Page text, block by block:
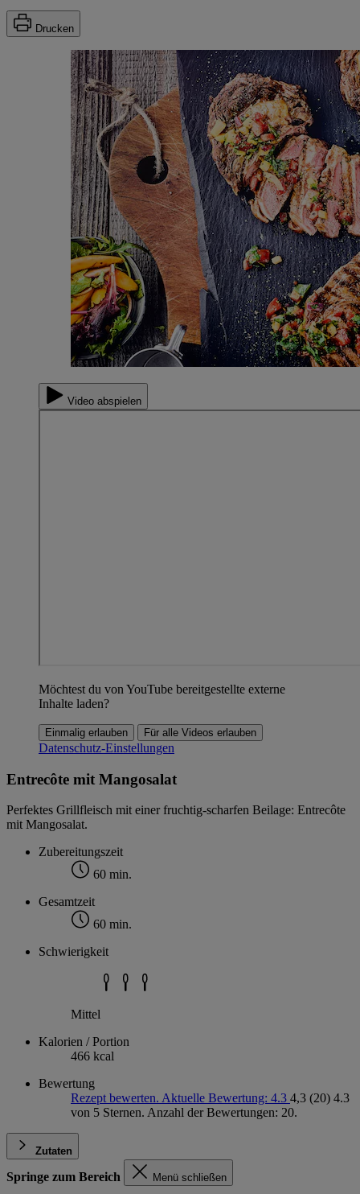
Drucken
Video abspielen
Möchtest du von YouTube bereitgestellte externe
Inhalte laden?
Einmalig erlauben Für alle Videos erlauben
Datenschutz-Einstellungen
Entrecôte mit Mangosalat
Perfektes Grillfleisch mit einer fruchtig-scharfen Beilage: Entrecôte
mit Mangosalat.
Zubereitungszeit
60 min.
Gesamtzeit
60 min.
Schwierigkeit
Mittel
Kalorien / Portion
466 kcal
Bewertung
Rezept bewerten. Aktuelle Bewertung: 4.3 4,3 (20) 4.3
von 5 Sternen. Anzahl der Bewertungen: 20.
Zutaten
Springe zum Bereich Menü schließen